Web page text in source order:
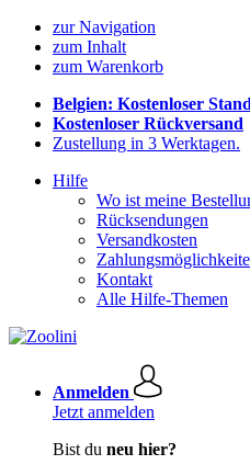
zur Navigation
zum Inhalt
zum Warenkorb
Belgien: Kostenloser
Kostenloser Rückversand
Zustellung in 3 Werktagen.
Hilfe
Wo ist meine
Rücksendungen
Versandkosten
Kontakt
Alle Hilfe-Themen
Anmelden
Jetzt anmelden
Bist du neu hier?